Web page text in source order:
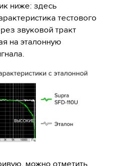
ниже: здесь
тестового
звуковой тракт
на эталонную
можно отметить